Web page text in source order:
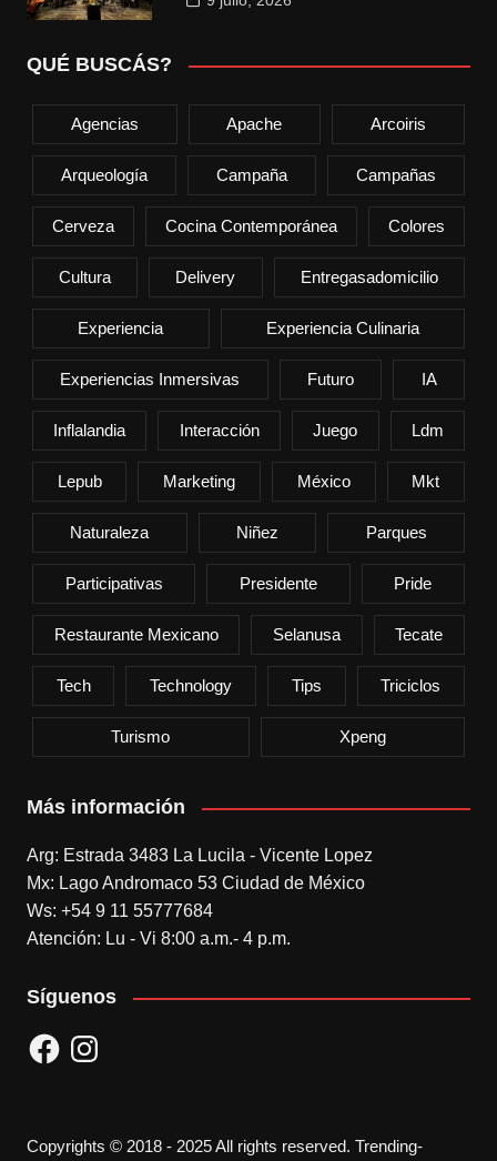
QUÉ BUSCÁS?
Agencias Apache Arcoiris
Arqueología Campaña Campañas
Cerveza Cocina Contemporánea Colores
Cultura Delivery Entregasadomicilio
Experiencia Experiencia Culinaria
Experiencias Inmersivas Futuro IA
Inflalandia Interacción Juego Ldm
Lepub Marketing México Mkt
Naturaleza Niñez Parques
Participativas Presidente Pride
Restaurante Mexicano Selanusa Tecate
Tech Technology Tips Triciclos
Turismo Xpeng
Más información
Arg: Estrada 3483 La Lucila - Vicente Lopez
Mx: Lago Andromaco 53 Ciudad de México
Ws: +54 9 11 55777684
Atención: Lu - Vi 8:00 a.m.- 4 p.m.
Síguenos
FacebookInstagram
Copyrights © 2018 - 2025 All rights reserved. Trending-